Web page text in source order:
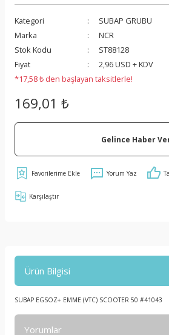
Kategori
SUBAP GRUBU
Marka
NCR
Stok Kodu
ST88128
Fiyat
2,96 USD + KDV
*17,58 ₺ den başlayan taksitlerle!
169,01 ₺
Gelince Haber
Yorum Yaz
Karşılaştır
Ürün Bilgisi
SUBAP EGSOZ+ EMME (VTC) SCOOTER 50 #41043
Yorumlar